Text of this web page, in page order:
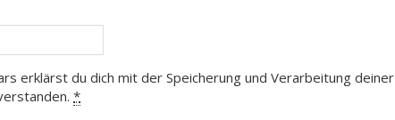
erklärst du dich mit der Speicherung und Verarbeitung deiner
*